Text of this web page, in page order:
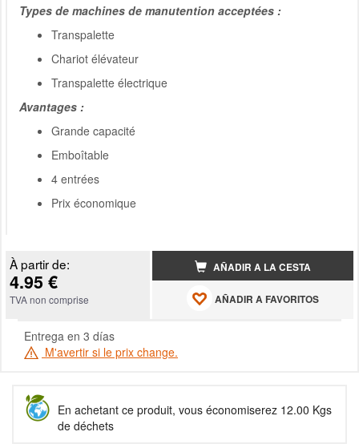
Types de machines de manutention acceptées :
Transpalette
Chariot élévateur
Transpalette électrique
Avantages :
Grande capacité
Emboîtable
4 entrées
Prix économique
À partir de:
4.95 €
TVA non comprise
AÑADIR A LA CESTA
AÑADIR A FAVORITOS
Entrega en 3 días
M'avertir si le prix change.
En achetant ce produit, vous économiserez 12.00 Kgs
de déchets